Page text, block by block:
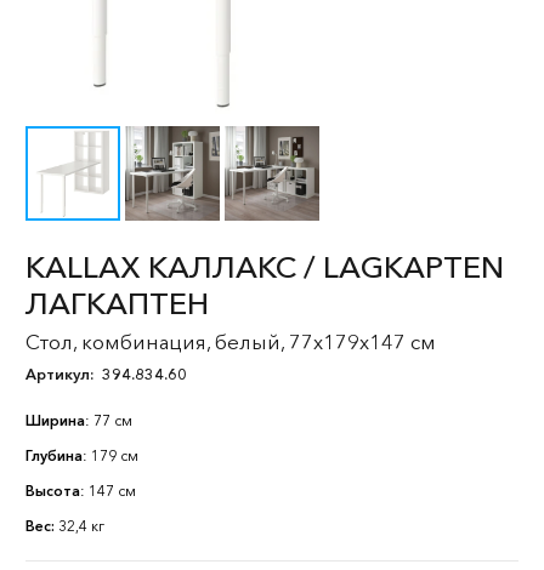
KALLAX КАЛЛАКС / LAGKAPTEN
ЛАГКАПТЕН
Стол, комбинация, белый, 77x179x147 см
Артикул: 394.834.60
Ширина: 77 см
Глубина: 179 см
Высота: 147 см
Вес: 32,4 кг